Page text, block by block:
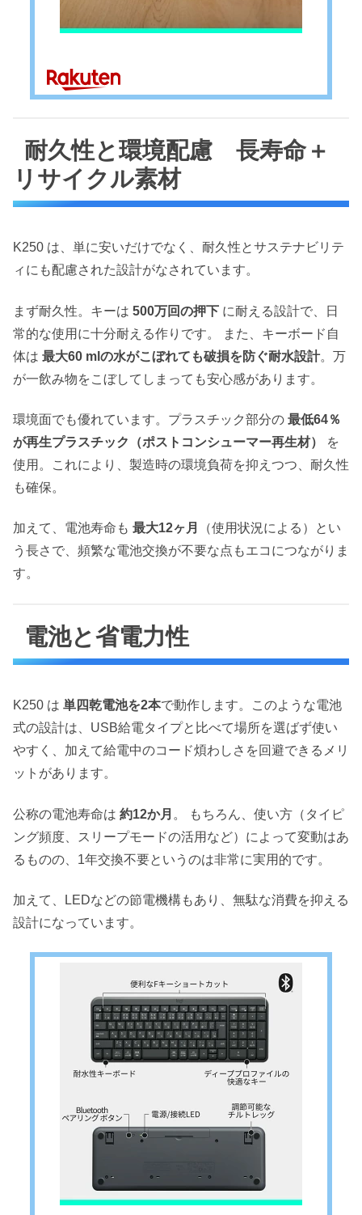
耐久性と環境配慮 長寿命＋
リサイクル素材
K250 は、単に安いだけでなく、耐久性とサステナビリテ
ィにも配慮された設計がなされています。
まず耐久性。キーは 500万回の押下 に耐える設計で、日
常的な使用に十分耐える作りです。 また、キーボード自
体は 最大60 mlの水がこぼれても破損を防ぐ耐水設計。万
が一飲み物をこぼしてしまっても安心感があります。
環境面でも優れています。プラスチック部分の 最低64％
が再生プラスチック（ポストコンシューマー再生材）
を
使用。これにより、製造時の環境負荷を抑えつつ、耐久性
も確保。
加えて、電池寿命も 最大12ヶ月
（使用状況による）とい
う長さで、頻繁な電池交換が不要な点もエコにつながりま
す。
電池と省電力性
K250 は 単四乾電池を2本で動作します。このような電池
式の設計は、USB給電タイプと比べて場所を選ばず使い
やすく、加えて給電中のコード煩わしさを回避できるメリ
ットがあります。
公称の電池寿命は 約12か月 。 もちろん、使い方（タイピ
ング頻度、スリープモードの活用など）によって変動はあ
るものの、1年交換不要というのは非常に実用的です。
加えて、LEDなどの節電機構もあり、無駄な消費を抑える
設計になっています。